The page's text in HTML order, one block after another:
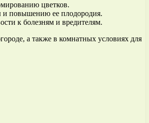
цветков.
и повышению ее плодородия.
к болезням и вредителям.
а также в комнатных условиях для